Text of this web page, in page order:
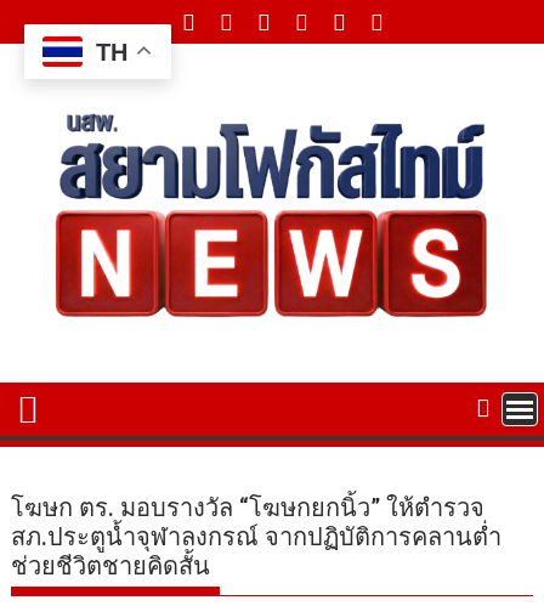
to
content
โฆษก ตร. มอบรางวัล “โฆษกยกนิ้ว” ให้ตำรวจ
สภ.ประตูน้ำจุฬาลงกรณ์ จากปฏิบัติการคลานต่ำ
ช่วยชีวิตชายคิดสั้น
TH